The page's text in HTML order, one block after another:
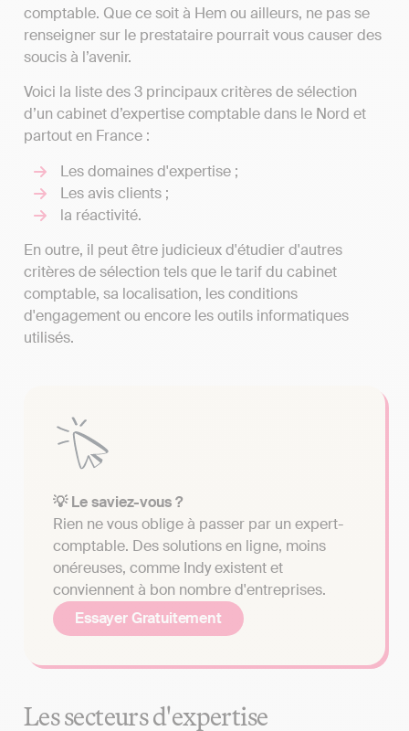
comptable. Que ce soit à Hem ou ailleurs, ne pas se
renseigner sur le prestataire pourrait vous causer des
soucis à l’avenir.
Voici la liste des 3 principaux critères de sélection
d’un cabinet d’expertise comptable dans le Nord et
partout en France :
Les domaines d'expertise ;
Les avis clients ;
la réactivité.
En outre, il peut être judicieux d'étudier d'autres
critères de sélection tels que le tarif du cabinet
comptable, sa localisation, les conditions
d'engagement ou encore les outils informatiques
utilisés.
💡 Le saviez-vous ?
Rien ne vous oblige à passer par un expert-
comptable. Des solutions en ligne, moins
onéreuses, comme Indy existent et
conviennent à bon nombre d'entreprises.
Essayer Gratuitement
Les secteurs d'expertise